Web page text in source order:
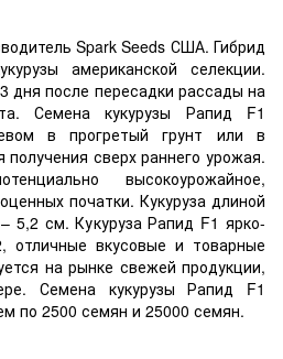
Spark Seeds США. Гибрид
американской селекции.
дня после пересадки рассады на
Семена кукурузы Рапид F1
в прогретый грунт или в
сверх раннего урожая.
высокоурожайное,
початки. Кукуруза длиной
5,2 см. Кукуруза Рапид F1 ярко-
отличные вкусовые и товарные
на рынке свежей продукции,
Семена кукурузы Рапид F1
по 2500 семян и 25000 семян.